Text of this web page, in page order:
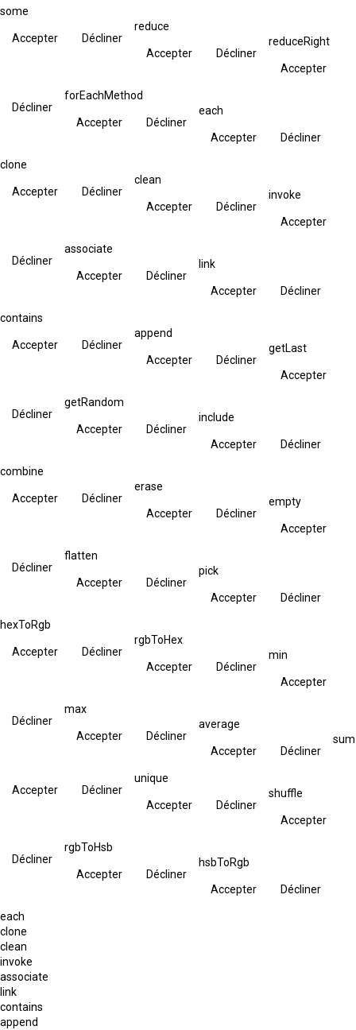
some
Accepter Décliner
reduce
Accepter Décliner
reduceRight
Accepter
Décliner
forEachMethod
Accepter Décliner
each
Accepter Décliner
clone
Accepter Décliner
clean
Accepter Décliner
invoke
Accepter
Décliner
associate
Accepter Décliner
link
Accepter Décliner
contains
Accepter Décliner
append
Accepter Décliner
getLast
Accepter
Décliner
getRandom
Accepter Décliner
include
Accepter Décliner
combine
Accepter Décliner
erase
Accepter Décliner
empty
Accepter
Décliner
flatten
Accepter Décliner
pick
Accepter Décliner
hexToRgb
Accepter Décliner
rgbToHex
Accepter Décliner
min
Accepter
Décliner
max
Accepter Décliner
average
Accepter Décliner
sum
Accepter Décliner
unique
Accepter Décliner
shuffle
Accepter
Décliner
rgbToHsb
Accepter Décliner
hsbToRgb
Accepter Décliner
each
clone
clean
invoke
associate
link
contains
append